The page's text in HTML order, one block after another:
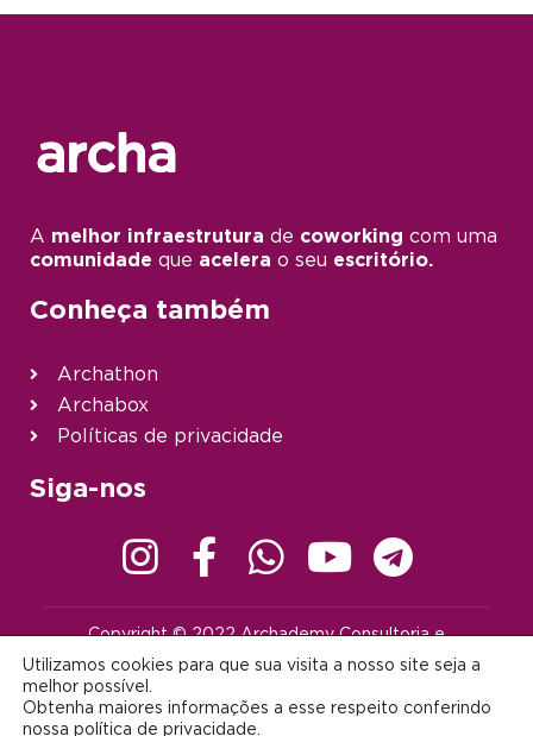
A melhor infraestrutura de coworking com uma
comunidade que acelera o seu escritório.
Conheça também
Archathon
Archabox
Políticas de privacidade
Siga-nos
Copyright © 2022 Archademy Consultoria e
reservados |contato@archademy.com.br |
Desenvolvido por:
Utilizamos cookies para que sua visita a nosso site seja a
melhor possível.
Obtenha maiores informações a esse respeito conferindo
nossa política de privacidade